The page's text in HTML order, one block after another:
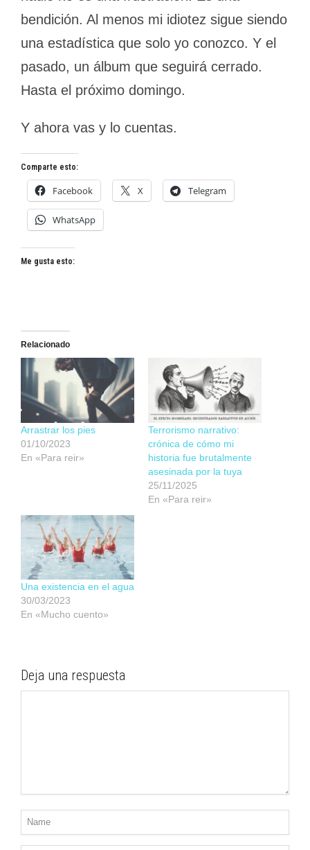
bendición. Al menos mi idiotez sigue siendo
una estadística que solo yo conozco. Y el
pasado, un álbum que seguirá cerrado.
Hasta el próximo domingo.
Y ahora vas y lo cuentas.
Comparte esto:
Facebook X Telegram
WhatsApp
Me gusta esto:
Relacionado
Arrastrar los pies
01/10/2023
En «Para reir»
Terrorismo narrativo:
crónica de cómo mi
historia fue brutalmente
asesinada por la tuya
25/11/2025
En «Para reir»
Una existencia en el agua
30/03/2023
En «Mucho cuento»
Deja una respuesta